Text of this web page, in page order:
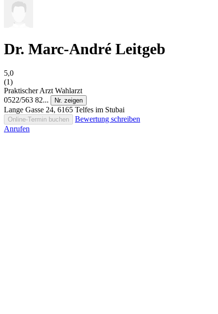
Dr. Marc-André Leitgeb
5,0
(1)
Praktischer Arzt Wahlarzt
0522/563 82...
Nr. zeigen
Lange Gasse 24, 6165 Telfes im Stubai
Online-Termin buchen
Bewertung schreiben
Anrufen